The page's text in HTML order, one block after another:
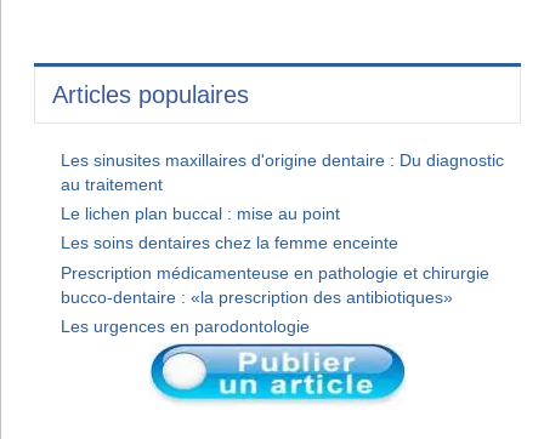
Articles populaires
Les sinusites maxillaires d'origine dentaire : Du diagnostic
au traitement
Le lichen plan buccal : mise au point
Les soins dentaires chez la femme enceinte
Prescription médicamenteuse en pathologie et chirurgie
bucco-dentaire : «la prescription des antibiotiques»
Les urgences en parodontologie